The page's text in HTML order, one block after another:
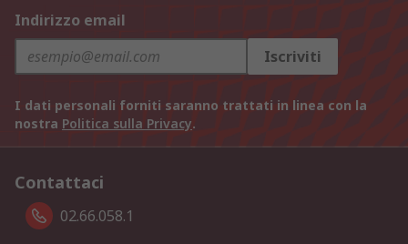
Indirizzo email
Iscriviti
I dati personali forniti saranno trattati in linea con la
nostra Politica sulla Privacy.
Contattaci
02.66.058.1